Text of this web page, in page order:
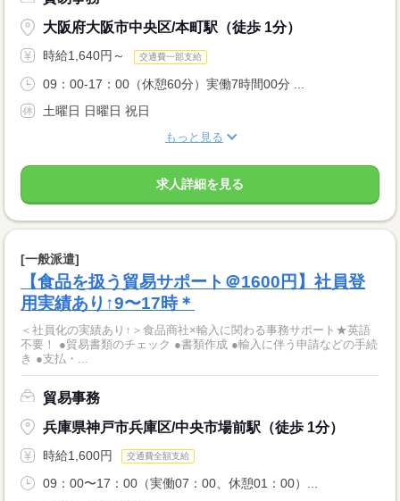
大阪府大阪市中央区/本町駅（徒歩 1分）
時給1,640円～ 交通費一部支給
09：00-17：00（休憩60分）実働7時間00分 ...
土曜日 日曜日 祝日
もっと見る
求人詳細を見る
[一般派遣]
【食品を扱う貿易サポート＠1600円】社員登
用実績あり↑9〜17時＊
＜社員化の実績あり↑＞食品商社×輸入に関わる事務サポート★英語
不要！ ●貿易書類のチェック ●書類作成 ●輸入に伴う申請などの手続
き ●支払・...
貿易事務
兵庫県神戸市兵庫区/中央市場前駅（徒歩 1分）
時給1,600円 交通費全額支給
09：00〜17：00（実働07：00、休憩01：00）...